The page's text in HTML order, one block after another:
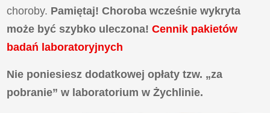
choroby. Pamiętaj! Choroba wcześnie wykryta
może być szybko uleczona!Cennik pakietów
badań laboratoryjnych
Nie poniesiesz dodatkowej opłaty tzw. „za
pobranie” w laboratorium w Żychlinie.